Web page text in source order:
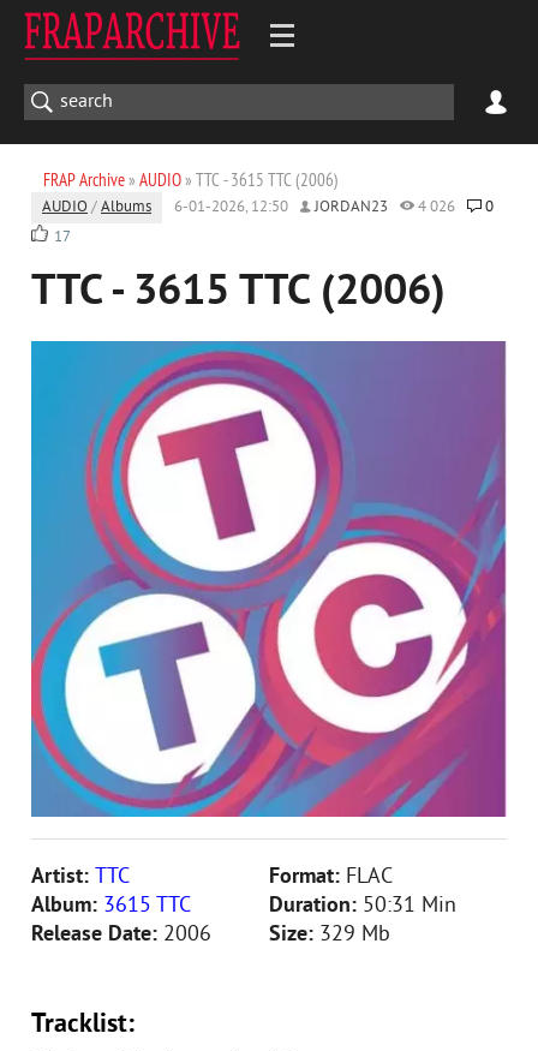
FRAP Archive» AUDIO» TTC - 3615 TTC (2006)
AUDIO /Albums 6-01-2026, 12:50 JORDAN23 4 026
0
17
TTC - 3615 TTC (2006)
Artist: TTC
Album: 3615 TTC
Release Date: 2006
Format: FLAC
Duration: 50:31 Min
Size: 329 Mb
Tracklist: